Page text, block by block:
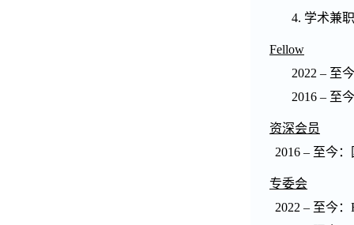
4. 学术兼职
Fellow
2022 – 至
2016 – 至
资深会员
2016 – 至今
专委会
2022 – 至今：